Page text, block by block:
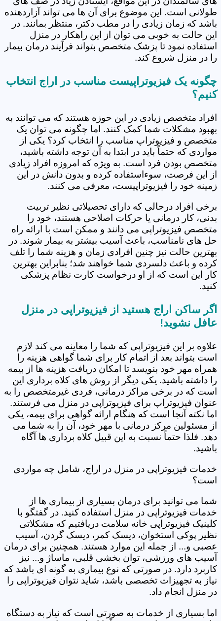
طولانی است. این موضوع برای آن ها می تواند آزاردهنده
باشد که زمان زیادی را در مطب دکتر، منتظر بمانند. در
این حالت به خوبی می توان از این راهکار در منزل
استفاده نمود تا پزشک متخصص بتواند فرآیند درمان بیمار
را در منزل شروع کند.
چگونه یک فیزیوتراپیست مناسب در اراج انتخاب
کنیم؟
افراد متخصص زیادی در این حوزه هستند که می توانند به
بهبود مشکلات شما کمک کنند. اما چگونه می توان یک
متخصص و فیزیوتراپ مناسب را انتخاب کرد؟ یکی از
مواردی که حتماً باید در ابتدا به آن توجه داشته باشید،
متخصص بودن فرد است. به ویژه که امروزه افراد زیادی
از این فرصت، سوءاستفاده کرده و بدون دانش در این
زمینه خود را فیزیوتراپیست، معرفی می کنند.
برخی افراد درحالی که دارای تحصیلاتی نظیر تربیت
بدنی، کار درمانی یا حرکات اصلاحی هستند، خود را
متخصص فیزیوتراپی می دانند و ممکن است با ارائه راه
حل های نامناسب، باعث آسیب بیشتر به بیمار شوند. در
بهترین حالت نیز چنین افرادی زمان و هزینه شما را تلف
کرده و باعث دلسردی شما خواهند شد؛ بنابراین بهترین
کار این است که از او درخواست کارت نظام پزشکی
کنید.
اگر ساکن اراج هستید از فیزیوتراپی در منزل
عافل نشوید!
علاوه بر این فیزیوتراپی که شما را معاینه می کند لازم
است بتواند بعد از اتمام کار برای شما گواهی هزینه را
همراه مهر خود بنویسد تا امکان دریافت هزینه ها از بیمه
را داشته باشید. یکی دیگر از روش های کلاه برداری این
است که در برخی مراکز درمانی، فردی غیرمتخصص را به
عنوان فیزیوتراپ برای فیزیوتراپی در منزل می فرستند.
اما نکته آنجا است که هنگام ارائه گواهی برای بیمه، یکی
از مسئولین مرکز درمانی با مهر خود، آن را به شما می
دهد. فلذا حتماً نسبت به این قبیل کلاه برداری ها آگاه
باشید.
خدمات فیزیوتراپی در منزل در اراج، شامل چه مواردی
است؟
شما می توانید برای درمان بسیاری از بیماری ها از
خدمات فیزیوتراپی در منزل استفاده کنید. در گفتگو با
کلینیک فیزیوتراپی خانه سلامت دریافتیم که مشکلاتی
نظیر پوکی استخوان، دیسک کمر، دیسک گردن، آسیب
عصبی و... از جمله این موارد هستند. همچنین برای درمان
آسیب های ورزشی، توان بخشی قلبی، ماساژ و... نیز
کاربرد دارد. در صورتی که نوع بیماری به گونه ای باشد که
نیاز به تجهیزات تخصصی باشد، شاید نتوان فیزیوتراپی را
در منزل انجام داد.
اما بسیاری از خدمات به صورتی است که نیاز به دستگاه